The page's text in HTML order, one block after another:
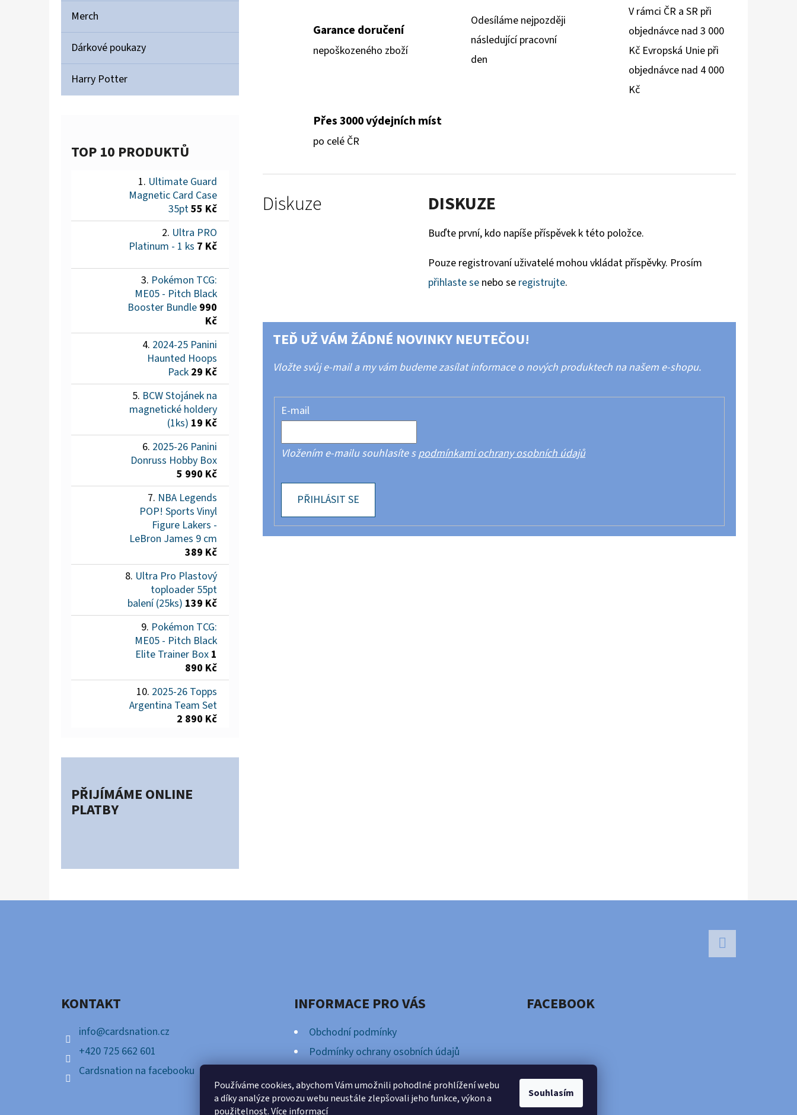
Používáme cookies, abychom Vám umožnili pohodlné prohlížení webu
a díky analýze provozu webu neustále zlepšovali jeho funkce, výkon a
použitelnost.Více informací
Souhlasím
Merch
Dárkové poukazy
Harry Potter
TOP 10 PRODUKTŮ
Ultimate Guard
Magnetic Card Case
35pt55 Kč
Ultra PRO
Platinum - 1 ks 7 Kč
Pokémon TCG:
ME05 - Pitch Black
Booster Bundle 990
Kč
2024-25 Panini
Haunted Hoops
Pack 29 Kč
BCW Stojánek na
magnetické holdery
(1ks) 19 Kč
2025-26 Panini
Donruss Hobby Box
5 990 Kč
NBA Legends
POP! Sports Vinyl
Figure Lakers -
LeBron James 9 cm
389 Kč
Ultra Pro Plastový
toploader 55pt
balení (25ks) 139 Kč
Pokémon TCG:
ME05 - Pitch Black
Elite Trainer Box 1
890 Kč
2025-26 Topps
Argentina Team Set
2 890 Kč
PŘIJÍMÁME ONLINE
PLATBY
Garance doručení
nepoškozeného zboží
Odesíláme nejpozději
následující pracovní
den
V rámci ČR a SR při
objednávce nad 3 000
Kč Evropská Unie při
objednávce nad 4 000
Kč
Přes 3000 výdejních míst
po celé ČR
Diskuze DISKUZE
Buďte první, kdo napíše příspěvek k této položce.
Pouze registrovaní uživatelé mohou vkládat příspěvky. Prosím
přihlaste se nebo se registrujte.
TEĎ UŽ VÁM ŽÁDNÉ NOVINKY NEUTEČOU!
Vložte svůj e-mail a my vám budeme zasílat informace o nových produktech na našem e-shopu.
E-mail
Vložením e-mailu souhlasíte spodmínkami ochrany osobních údajů
PŘIHLÁSIT SE
KONTAKT
info@cardsnation.cz
+420 725 662 601
Cardsnation na facebooku
INFORMACE PRO VÁS
Obchodní podmínky
Podmínky ochrany osobních údajů
FACEBOOK